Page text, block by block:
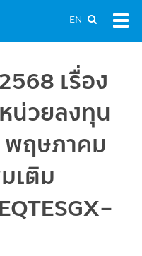
EN
เรื่อง
น่วยลงทุน
พฤษภาคม
เติม